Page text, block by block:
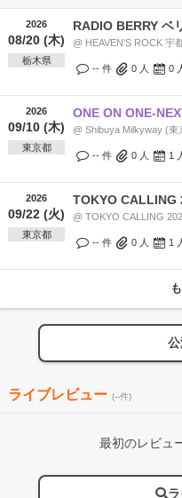
2026
08/20 (木)
栃木県
RADIO BERRY ベ
@ HEAVEN'S ROCK 宇
-- 件 0 人 0
2026
09/10 (木)
東京都
ONE ON ONE-
@ Shibuya Milkyway (東
-- 件 0 人 1
2026
09/22 (火)
東京都
TOKYO CALLING
@ TOKYO CALLING
-- 件 0 人 1
ライブレビュー (--件)
最初のレビュ